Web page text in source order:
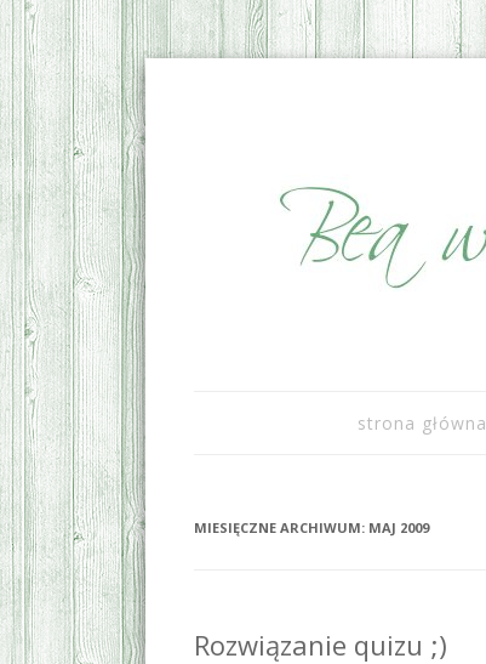
strona główna
MIESIĘCZNE ARCHIWUM: MAJ 2009
Rozwiązanie quizu ;)